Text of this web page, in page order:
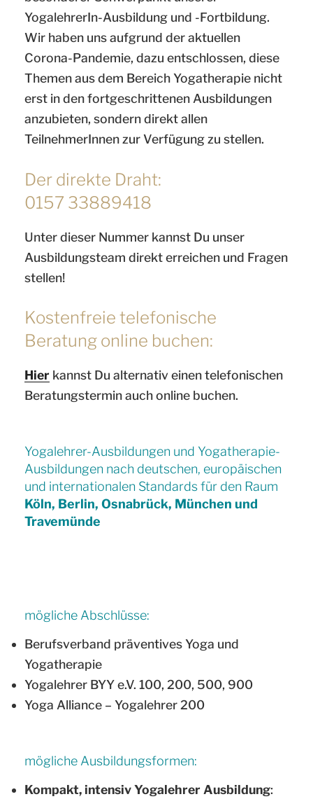
YogalehrerIn-Ausbildung und -Fortbildung.
Wir haben uns aufgrund der aktuellen
Corona-Pandemie, dazu entschlossen, diese
Themen aus dem Bereich Yogatherapie nicht
erst in den fortgeschrittenen Ausbildungen
anzubieten, sondern direkt allen
TeilnehmerInnen zur Verfügung zu stellen.
Der direkte Draht:
0157 33889418
Unter dieser Nummer kannst Du unser
Ausbildungsteam direkt erreichen und Fragen
stellen!
Kostenfreie telefonische
Beratung online buchen:
Hier kannst Du alternativ einen telefonischen
Beratungstermin auch online buchen.
Yogalehrer-Ausbildungen und Yogatherapie-
Ausbildungen nach deutschen, europäischen
und internationalen Standards für den Raum
Köln, Berlin, Osnabrück, München und
Travemünde
mögliche Abschlüsse:
Berufsverband präventives Yoga und
Yogatherapie
Yogalehrer BYY e.V. 100, 200, 500, 900
Yoga Alliance – Yogalehrer 200
mögliche Ausbildungsformen:
Kompakt, intensiv Yogalehrer Ausbildung: